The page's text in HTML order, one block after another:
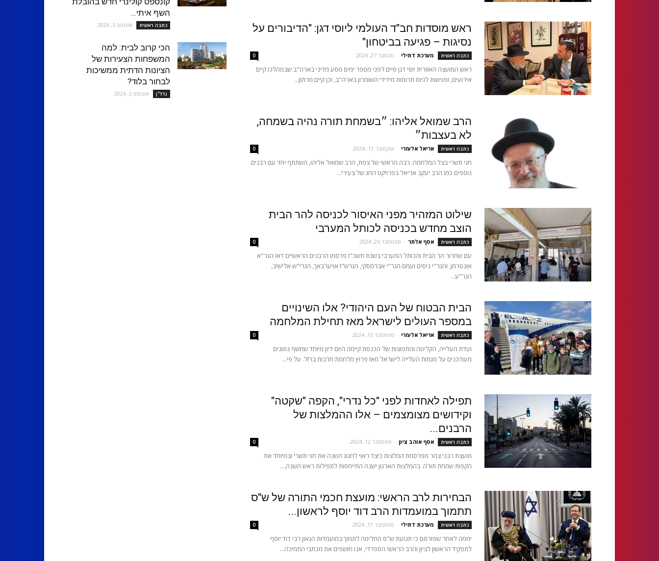
ראש מוסדות חב"ד העולמי ליוסי דגן: "הדיבורים על
נסיגות – פגיעה בביטחון"
כתבה ראשית מערכת דתילי - נובמבר 27, 2024 0
ראש המועצה האזורית יוסי דגן סיים לפני מספר ימים מסע מדיני בארה"ב שבמהלכו קיים
אירועים, ופגישות לגיוס תרומות מידידי השומרון בארה"ב, וכן קיים מרתון...
הרב שמואל אליהו: ״בשמחת תורה נהיה בשמחה,
לא בעצבות״
כתבה ראשית אריאל אלעזרי - אוקטובר 13, 2024 0
חגי תשרי בצל המלחמה: רבה הראשי של צפת, הרב שמואל אליהו, השתתף יחד עם רבנים
נוספים כמו הרב יעקב אריאל בפרויקט החג של צעירי...
שילוט המזהיר מפני האיסור לכניסה להר הבית
הוצב מחדש בכניסה לכותל המערבי
כתבה ראשית אסף אלתר - ספטמבר 25, 2024 0
עם שחרור הר הבית והכותל המערבי בשנת תשכ"ז פרסמו הרבנים הראשיים דאז הגר"א
אונטרמן, והגר"י ניסים ועמם הגר"י אברמסקי, הגרש"ז אויערבאך, הגרי"ש אלישיב,
הגר"ע...
הבית הבטוח של העם היהודי? אלו השינויים
במספר העולים לישראל מאז תחילת המלחמה
כתבה ראשית אריאל אלעזרי - ספטמבר 15, 2024 0
ועדת העלייה, הקליטה והתפוצות של הכנסת קיימה היום דיון מיוחד שחשף נתונים
מעודכנים על מגמות העלייה לישראל מאז פרוץ מלחמת חרבות ברזל. על פי...
תפילה לאחדות לפני "כל נדרי", הקפה "שקטה"
וקידושים מצומצמים – אלו ההמלצות של
הרבנים...
כתבה ראשית אסף אוהב ציון - ספטמבר 12, 2024 0
מועצת רבני צהר מפרסמת המלצות כיצד ראוי לחגוג השנה את חגי תשרי ובמיוחד את
הקפות שמחת תורה. בהמלצות הארגון ישנה התייחסות לתפילות ראש השנה,...
הבחירות לרב הראשי: מועצת חכמי התורה של ש"ס
תתמוך במועמדות הרב דוד יוסף לראשון...
כתבה ראשית מערכת דתילי - ספטמבר 11, 2024 0
יממה לאחר שפורסם כי תנועת ש"ס החליטה לתמוך במועמדות הגאון רבי דוד יוסף
לתפקיד הראשון לציון והרב הראשי הספרדי, אנו חושפים את מכתבי התמיכה...
השף איתי...
כתבה ראשית אוגוסט 5, 2026
הכי קרוב לבית: למה
המשפחות הצעירות של
הציונות הדתית ממשיכות
לבחור בלוד?
נדל''ן אוגוסט 5, 2026